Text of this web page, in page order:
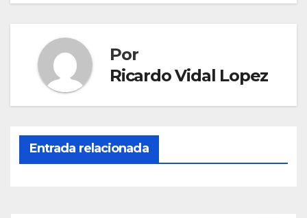
Por
Ricardo Vidal Lopez
Entrada relacionada